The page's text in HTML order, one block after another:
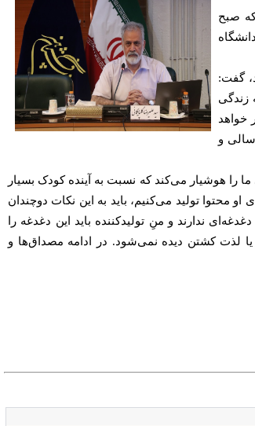
صبح
دانشگاه
گفت:
زندگی
خواهد
و
ما را هوشیار می‌کند که نسبت به آینده کودک بسیار
محتوا تولید می‌کنیم، باید به این نکات دوچندان
ندارند و منِ تولیدکننده باید این دغدغه را
یا لذت کشتن دیده نمی‌شود. در ادامه مصداق‌ها و